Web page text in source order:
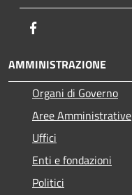
AMMINISTRAZIONE
Organi di Governo
Aree Amministrative
Uffici
Enti e fondazioni
Politici